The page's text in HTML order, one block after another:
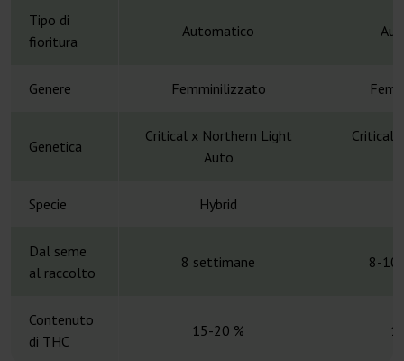
Tipo di
fioritura
Automatico
Genere Femminilizzato
Genetica
Critical x Northern Light
Auto
Critical
Specie Hybrid
Dal seme
al raccolto
8 settimane 8-10
Contenuto
di THC
15-20 %